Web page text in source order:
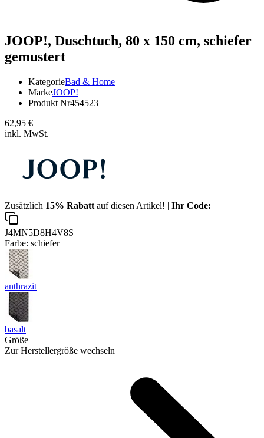
JOOP!, Duschtuch, 80 x 150 cm, schiefer
gemustert
KategorieBad & Home
MarkeJOOP!
Produkt Nr454523
62,95 €
inkl. MwSt.
Zusätzlich 15% Rabatt auf diesen Artikel! | Ihr Code:
J4MN5D8H4V8S
Farbe: schiefer
anthrazit
basalt
Größe
Zur Herstellergröße wechseln